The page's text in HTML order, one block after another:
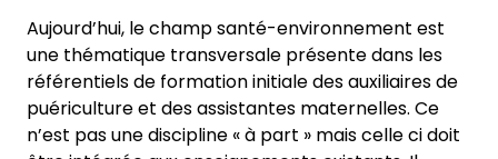
Aujourd’hui, le champ santé-environnement est
une thématique transversale présente dans les
référentiels de formation initiale des auxiliaires de
puériculture et des assistantes maternelles. Ce
n’est pas une discipline « à part » mais celle ci doit